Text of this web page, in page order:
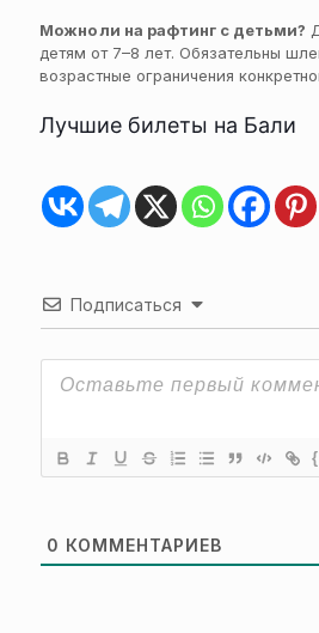
Можно ли на рафтинг с детьми?
детям от 7–8 лет. Обязательны
возрастные ограничения
Лучшие билеты на Бали
Подписаться
0 КОММЕНТАРИЕВ